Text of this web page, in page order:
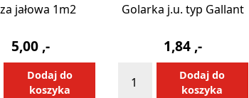
jałowa 1m2
5,00 ,-
Dodaj do
koszyka
Alternative:
Golarka j.u. typ Gallant
1,84 ,-
Golarka
Dodaj do
koszyka
Alternative: